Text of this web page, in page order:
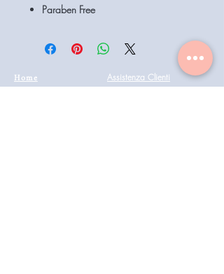
Paraben Free
Home
Assistenza Clienti